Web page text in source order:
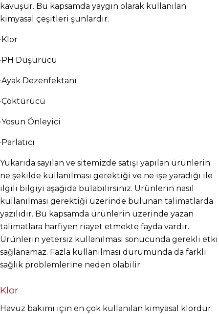
kavuşur. Bu kapsamda yaygın olarak kullanılan
kimyasal çeşitleri şunlardır.
·Klor
·PH Düşürücü
·Ayak Dezenfektanı
·Çöktürücü
·Yosun Önleyici
·Parlatıcı
Yukarıda sayılan ve sitemizde satışı yapılan ürünlerin
ne şekilde kullanılması gerektiği ve ne işe yaradığı ile
ilgili bilgiyi aşağıda bulabilirsiniz. Ürünlerin nasıl
kullanılması gerektiği üzerinde bulunan talimatlarda
yazılıdır. Bu kapsamda ürünlerin üzerinde yazan
talimatlara harfiyen riayet etmekte fayda vardır.
Ürünlerin yetersiz kullanılması sonucunda gerekli etki
sağlanamaz. Fazla kullanılması durumunda da farklı
sağlık problemlerine neden olabilir.
Klor
Havuz bakımı için en çok kullanılan kimyasal klordur.